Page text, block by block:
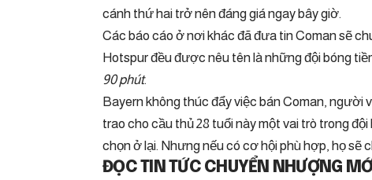
cánh thứ hai trở nên đáng giá ngay bây giờ.
Các báo cáo ở nơi khác đã đưa tin Coman sẽ
Hotspur đều được nêu tên là những đội bóng
90 phút.
Bayern không thúc đẩy việc bán Coman, người
trao cho cầu thủ 28 tuổi này một vai trò trong
chọn ở lại. Nhưng nếu có cơ hội phù hợp, họ sẽ
ĐỌC TIN TỨC CHUYỂN NHƯỢNG